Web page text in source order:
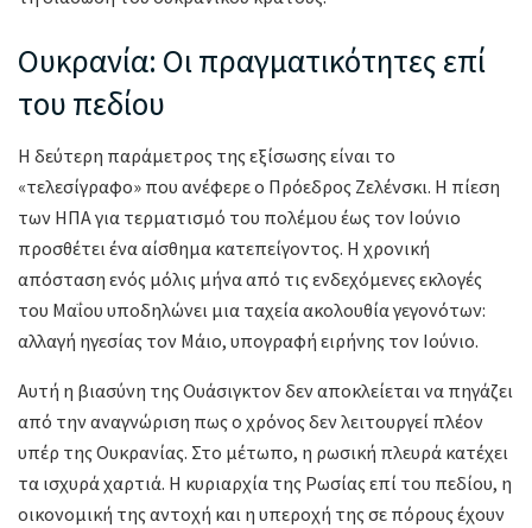
Ουκρανία: Οι πραγματικότητες επί
του πεδίου
Η δεύτερη παράμετρος της εξίσωσης είναι το
«τελεσίγραφο» που ανέφερε ο Πρόεδρος Ζελένσκι. Η πίεση
των ΗΠΑ για τερματισμό του πολέμου έως τον Ιούνιο
προσθέτει ένα αίσθημα κατεπείγοντος. Η χρονική
απόσταση ενός μόλις μήνα από τις ενδεχόμενες εκλογές
του Μαΐου υποδηλώνει μια ταχεία ακολουθία γεγονότων:
αλλαγή ηγεσίας τον Μάιο, υπογραφή ειρήνης τον Ιούνιο.
Αυτή η βιασύνη της Ουάσιγκτον δεν αποκλείεται να πηγάζει
από την αναγνώριση πως ο χρόνος δεν λειτουργεί πλέον
υπέρ της Ουκρανίας. Στο μέτωπο, η ρωσική πλευρά κατέχει
τα ισχυρά χαρτιά. Η κυριαρχία της Ρωσίας επί του πεδίου, η
οικονομική της αντοχή και η υπεροχή της σε πόρους έχουν